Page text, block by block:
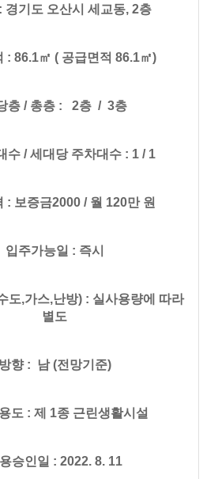
경기도 오산시 세교동, 2층
: 86.1㎡ ( 공급면적 86.1㎡)
층 / 총층 : 2층 / 3층
수 / 세대당 주차대수 : 1 / 1
: 보증금2000 / 월 120만 원
입주가능일 : 즉시
도,가스,난방) : 실사용량에 따라
별도
방향 : 남 (전망기준)
도 : 제 1종 근린생활시설
승인일 : 2022. 8. 11